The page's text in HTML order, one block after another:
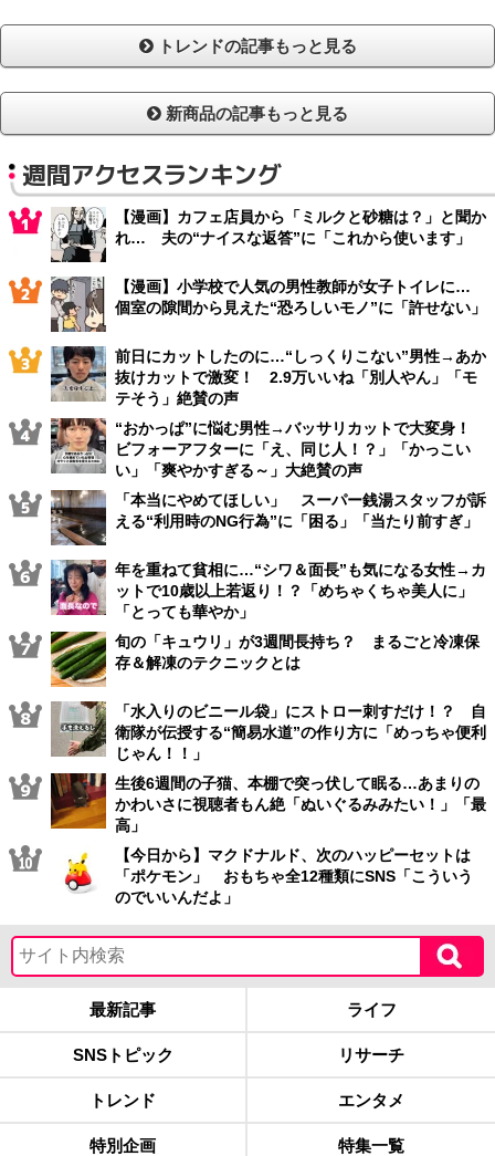
トレンドの記事もっと見る
新商品の記事もっと見る
週間アクセスランキング
【漫画】カフェ店員から「ミルクと砂糖は？」と聞か
れ… 夫の“ナイスな返答”に「これから使います」
【漫画】小学校で人気の男性教師が女子トイレに…
個室の隙間から見えた“恐ろしいモノ”に「許せない」
前日にカットしたのに…“しっくりこない”男性→あか
抜けカットで激変！ 2.9万いいね「別人やん」「モ
テそう」絶賛の声
“おかっぱ”に悩む男性→バッサリカットで大変身！
ビフォーアフターに「え、同じ人！？」「かっこい
い」「爽やかすぎる～」大絶賛の声
「本当にやめてほしい」 スーパー銭湯スタッフが訴
える“利用時のNG行為”に「困る」「当たり前すぎ」
年を重ねて貧相に…“シワ＆面長”も気になる女性→カ
ットで10歳以上若返り！？「めちゃくちゃ美人に」
「とっても華やか」
旬の「キュウリ」が3週間長持ち？ まるごと冷凍保
存＆解凍のテクニックとは
「水入りのビニール袋」にストロー刺すだけ！？ 自
衛隊が伝授する“簡易水道”の作り方に「めっちゃ便利
じゃん！！」
生後6週間の子猫、本棚で突っ伏して眠る…あまりの
かわいさに視聴者もん絶「ぬいぐるみみたい！」「最
高」
【今日から】マクドナルド、次のハッピーセットは
「ポケモン」 おもちゃ全12種類にSNS「こういう
のでいいんだよ」
最新記事 ライフ
SNSトピック リサーチ
トレンド エンタメ
特別企画 特集一覧